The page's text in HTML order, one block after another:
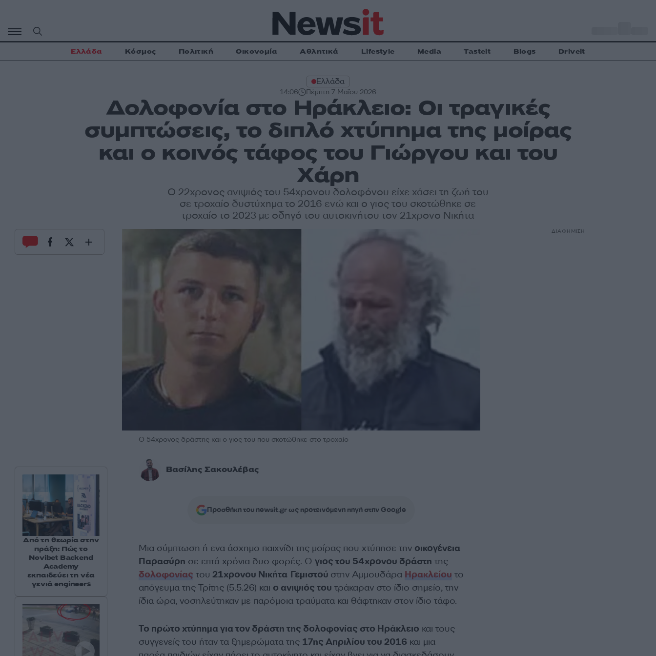
περιεχόμενο
Ελλάδα Κόσμος Πολιτική Οικονομία Αθλητικά Lifestyle Media Tasteit Blogs Driveit
Ελλάδα
14:06 Πέμπτη 7 Μαΐου 2026
Δολοφονία στο Ηράκλειο: Οι τραγικές
συμπτώσεις, το διπλό χτύπημα της μοίρας
και ο κοινός τάφος του Γιώργου και του
Χάρη
Ο 22χρονος ανιψιός του 54χρονου δολοφόνου είχε χάσει τη ζωή του
σε τροχαίο δυστύχημα το 2016 ενώ και ο γιος του σκοτώθηκε σε
τροχαίο το 2023 με οδηγό του αυτοκινήτου τον 21χρονο Νικήτα
Ο 54χρονος δράστης και ο γιος του που σκοτώθηκε στο τροχαίο
Βασίλης Σακουλέβας
Προσθήκη του newsit.gr ως προτεινόμενη πηγή στην Google
Μια σύμπτωση ή ενα άσχημο παιχνίδι της μοίρας που χτύπησε την οικογένεια
Παρασύρη σε επτά χρόνια δυο φορές. Ο γιος του 54χρονου δράστη της
δολοφονίας του 21χρονου Νικήτα Γεμιστού στην Αμμουδάρα Ηρακλείου το
απόγευμα της Τρίτης (5.5.26) και ο ανιψιός του τράκαραν στο ίδιο σημείο, την
ίδια ώρα, νοσηλεύτηκαν με παρόμοια τραύματα και θάφτηκαν στον ίδιο τάφο.
Το πρώτο χτύπημα για τον δράστη της δολοφονίας στο Ηράκλειο και τους
συγγενείς του ήταν τα ξημερώματα της 17ης Απριλίου του 2016 και μια
Από τη θεωρία στην
πράξη: Πώς το
Novibet Backend
Academy
εκπαιδεύει τη νέα
γενιά engineers
ΔΙΑΦΗΜΙΣΗ